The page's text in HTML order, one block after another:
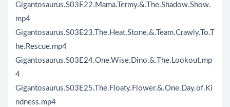
Gigantosaurus.S03E22.Mama.Termy.&.The.Shadow.Show.
mp4
Gigantosaurus.S03E23.The.Heat.Stone.&.Team.Crawly.To.T
he.Rescue.mp4
Gigantosaurus.S03E24.One.Wise.Dino.&.The.Lookout.mp
4
Gigantosaurus.S03E25.The.Floaty.Flower.&.One.Day.of.Ki
ndness.mp4